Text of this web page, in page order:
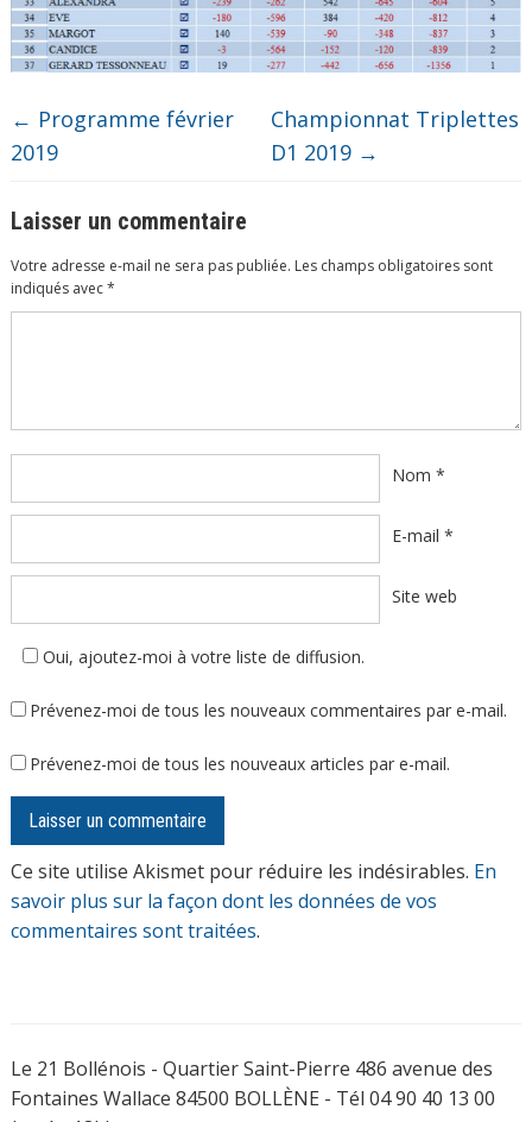
← Programme février
2019
Championnat Triplettes
D1 2019 →
Laisser un commentaire
Votre adresse e-mail ne sera pas publiée. Les champs obligatoires sont
indiqués avec*
Nom *
E-mail *
Site web
Oui, ajoutez-moi à votre liste de diffusion.
Prévenez-moi de tous les nouveaux commentaires par e-mail.
Prévenez-moi de tous les nouveaux articles par e-mail.
Ce site utilise Akismet pour réduire les indésirables. En
savoir plus sur la façon dont les données de vos
commentaires sont traitées.
Le 21 Bollénois - Quartier Saint-Pierre 486 avenue des
Fontaines Wallace 84500 BOLLÈNE - Tél 04 90 40 13 00